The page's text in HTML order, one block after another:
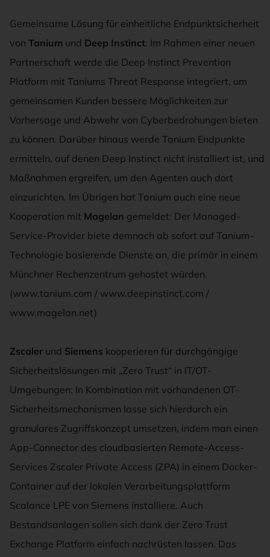
Gemeinsame Lösung für einheitliche Endpunktsicherheit
von Tanium und Deep Instinct: Im Rahmen einer neuen
Partnerschaft werde die Deep Instinct Prevention
Platform mit Taniums Threat Response integriert, um
gemeinsamen Kunden bessere Möglichkeiten zur
Vorhersage und Abwehr von Cyberbedrohungen bieten
zu können. Darüber hinaus werde Tanium Endpunkte
ermitteln, auf denen Deep Instinct nicht installiert ist, und
Maßnahmen ergreifen, um den Agenten auch dort
einzurichten. Im Übrigen hat Tanium auch eine neue
Kooperation mit Magelan gemeldet: Der Managed-
Service-Provider biete demnach ab sofort auf Tanium-
Technologie basierende Dienste an, die primär in einem
Münchner Rechenzentrum gehostet würden.
(www.tanium.com / www.deepinstinct.com /
www.magelan.net)
Zscaler und Siemens kooperieren für durchgängige
Sicherheitslösungen mit „Zero Trust“ in IT/OT-
Umgebungen: In Kombination mit vorhandenen OT-
Sicherheitsmechanismen lasse sich hierdurch ein
granulares Zugriffskonzept umsetzen, indem man einen
App-Connector des cloudbasierten Remote-Access-
Services Zscaler Private Access (ZPA) in einem Docker-
Container auf der lokalen Verarbeitungsplattform
Scalance LPE von Siemens installiere. Auch
Bestandsanlagen sollen sich dank der Zero Trust
Exchange Platform einfach nachrüsten lassen. Das